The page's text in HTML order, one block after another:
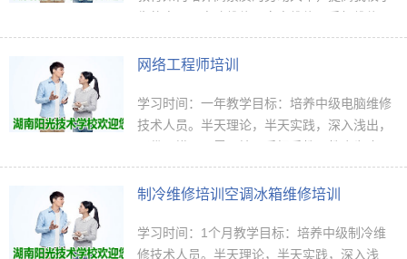
焊工、网络工程实习操作技能，学校的实习设
施、教学管理、实习教学法、学生的模块教
网络工程师培训
学习时间：一年教学目标：培养中级电脑维修
技术人员。半天理论，半天实践，深入浅出，
使学生成为真正意义上的、全能的网络工程技
术高手。教学内容：电子技术基础模块+电脑
制冷维修培训空调冰箱维修培训
学习时间：1个月教学目标：培养中级制冷维
修技术人员。半天理论，半天实践，深入浅